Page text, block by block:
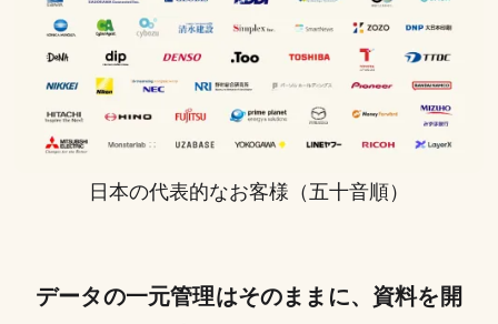
日本の代表的なお客様（五十音順）
データの一元管理はそのままに、資料を開